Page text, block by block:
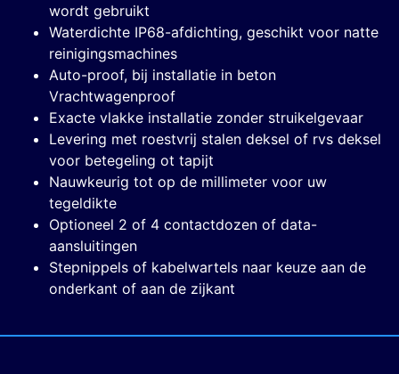
wordt gebruikt
Waterdichte IP68-afdichting, geschikt voor natte
reinigingsmachines
Auto-proof, bij installatie in beton
Vrachtwagenproof
Exacte vlakke installatie zonder struikelgevaar
Levering met roestvrij stalen deksel of rvs deksel
voor betegeling ot tapijt
Nauwkeurig tot op de millimeter voor uw
tegeldikte
Optioneel 2 of 4 contactdozen of data-
aansluitingen
Stepnippels of kabelwartels naar keuze aan de
onderkant of aan de zijkant